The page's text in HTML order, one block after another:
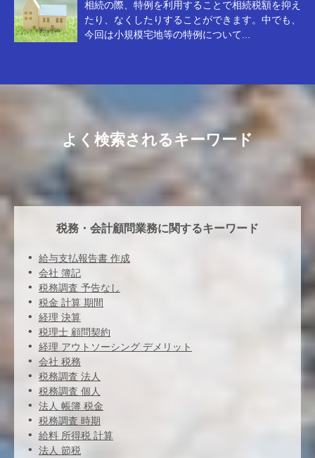
相続の際、特例を利用することで相続税額を抑え
たり、なくしたりすることができます。中でも、
今回は小規模宅地等の特例について...
よく検索されるキーワード
税務・会計顧問業務に関するキーワード
給与支払報告書 作成
会社 簿記
税務調査 予告なし
税金 計算 期間
経理 決算
税理士 顧問契約
経理 アウトソーシング デメリット
会社 税務
税務調査 法人
税務調査 個人
法人 帳簿 税金
税務調査 時期
給料 所得税 計算
法人 節税